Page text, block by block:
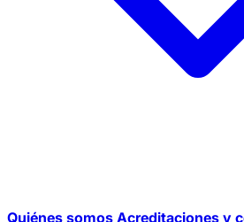
Quiénes somos Acreditaciones y